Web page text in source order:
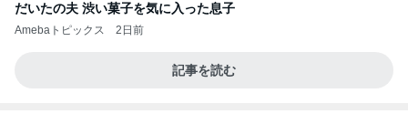
だいたの夫 渋い菓子を気に入った息子
Amebaトピックス 2日前
記事を読む